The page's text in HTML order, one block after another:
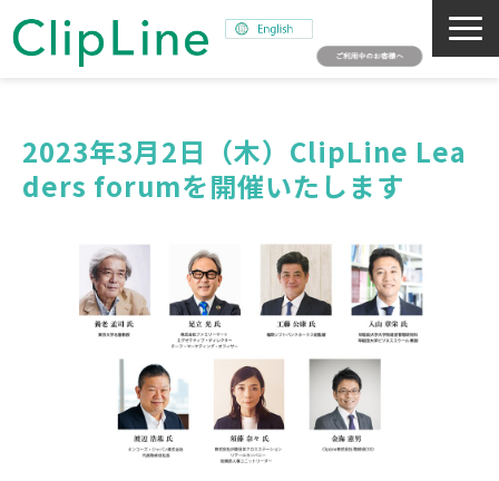
事業紹介
ミッション
サステナビリティ
採用情報
SNAPSHOT
2023年3月2日（木）ClipLine Lea
ders forumを開催いたします